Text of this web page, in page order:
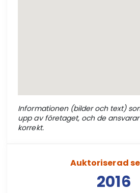
Informationen (bilder och text)
upp av företaget, och de
korrekt.
Auktoriserad
2016